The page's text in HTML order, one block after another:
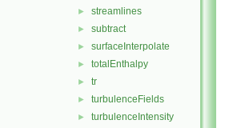
► streamlines
► subtract
► surfaceInterpolate
► totalEnthalpy
► tr
► turbulenceFields
► turbulenceIntensity